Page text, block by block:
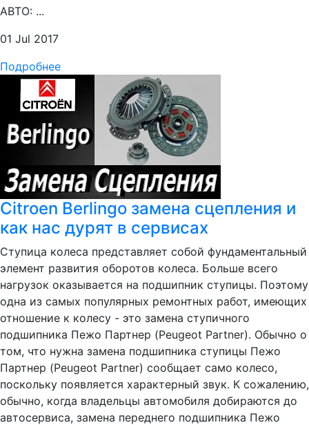
АВТО: ...
01 Jul 2017
Подробнее
Citroen Berlingo замена сцепления и
как нас дурят в сервисах
Ступица колеса представляет собой фундаментальный
элемент развития оборотов колеса. Больше всего
нагрузок оказывается на подшипник ступицы. Поэтому
одна из самых популярных ремонтных работ, имеющих
отношение к колесу - это замена ступичного
подшипника Пежо Партнер (Peugeot Partner). Обычно о
том, что нужна замена подшипника ступицы Пежо
Партнер (Peugeot Partner) сообщает само колесо,
поскольку появляется характерный звук. К сожалению,
обычно, когда владельцы автомобиля добираются до
автосервиса, замена переднего подшипника Пежо